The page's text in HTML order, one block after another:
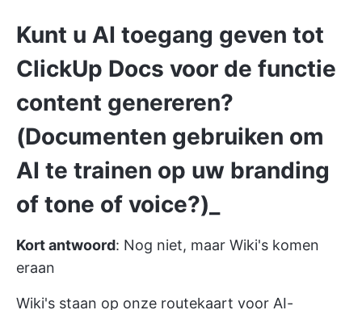
Kunt u AI toegang geven tot
ClickUp Docs voor de functie
content genereren?
(Documenten gebruiken om
AI te trainen op uw branding
of tone of voice?)_
Kort antwoord: Nog niet, maar Wiki's komen
eraan
Wiki's staan op onze routekaart voor AI-